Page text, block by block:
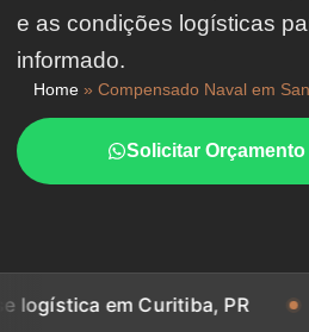
e as condições logísticas
informado.
Home » Compensado Naval em
Solicitar
Curitiba, PR Base